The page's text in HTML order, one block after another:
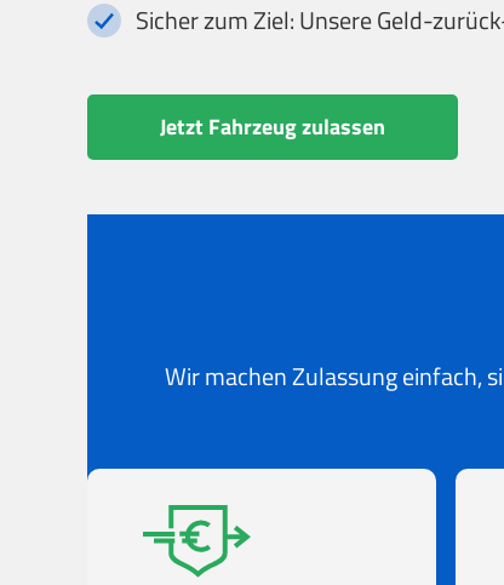
Sicher zum Ziel: Unsere Geld-
Jetzt Fahrzeug zulassen
Wir machen Zulassung einfach,